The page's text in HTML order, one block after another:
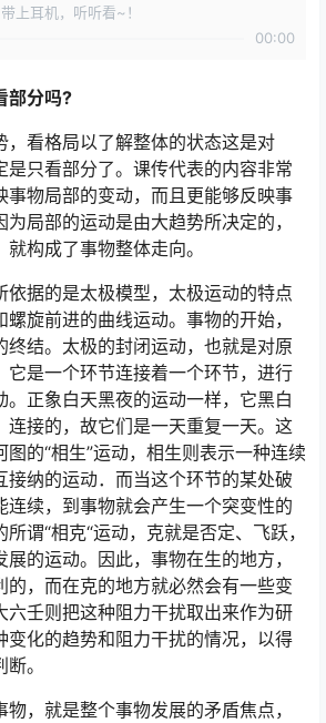
上耳机，听听看~！
00:00
部分吗?
，看格局以了解整体的状态这是对
是只看部分了。课传代表的内容非常
事物局部的变动，而且更能够反映事
局部的运动是由大趋势所决定的，
构成了事物整体走向。
依据的是太极模型，太极运动的特点
旋前进的曲线运动。事物的开始，
终结。太极的封闭运动，也就是对原
它是一个环节连接着一个环节，进行
。正象白天黑夜的运动一样，它黑白
连接的，故它们是一天重复一天。这
的“相生”运动，相生则表示一种连续
接纳的运动．而当这个环节的某处破
连续，到事物就会产生一个突变性的
谓“相克“运动，克就是否定、飞跃，
的运动。因此，事物在生的地方，
的，而在克的地方就必然会有一些变
六壬则把这种阻力干扰取出来作为研
变化的趋势和阻力干扰的情况，以得
。
，就是整个事物发展的矛盾焦点，